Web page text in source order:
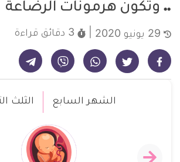
.. وتَكون هرمونات الرضاعة
3 دقائق قراءة
شارك على فيسبوك - ديلي ميديكال انفو شارك على تويتر - ديلي ميديكال انفو شارك على واتساب - ديلي ميديكال انفو شارك على فايبر - ديلي ميديكال انفو شارك على تيليجرام - ديلي ميديكال انفو
الشهر السابع الثلث
الاسبوع